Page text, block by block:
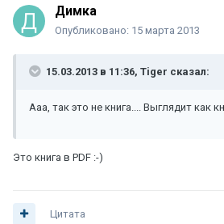
Димка
Опубликовано: 15 марта 2013
15.03.2013 в 11:36, Tiger сказал:
Ааа, так это не книга.... Выглядит как
Это книга в PDF :-)
Цитата